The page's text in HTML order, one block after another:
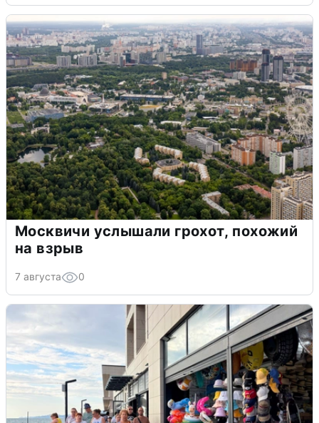
Москвичи услышали грохот, похожий
на взрыв
7 августа 0